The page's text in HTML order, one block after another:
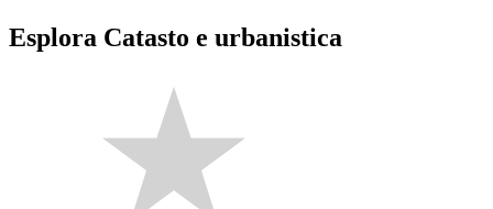
Esplora Catasto e urbanistica